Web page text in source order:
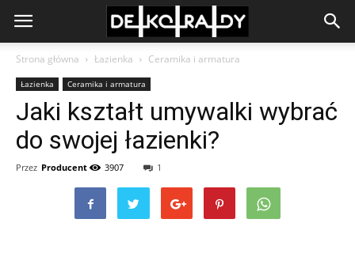
Strona główna Łazienka Ceramika i armatura
Łazienka Ceramika i armatura
Jaki kształt umywalki wybrać
do swojej łazienki?
Przez Producent 3907 1